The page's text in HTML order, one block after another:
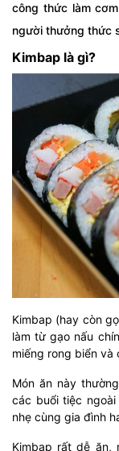
công thức làm
người thưởng thức
Kimbap là gì?
Kimbap (hay còn
làm từ gạo nấu
miếng rong biển và
Món ăn này
các buổi tiệc
nhẹ cùng gia đình
Kimbap rất dễ ăn,